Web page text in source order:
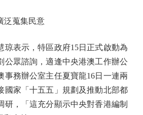
蒐集民意
表示，特區政府15日正式啟動為
公眾諮詢，適逢中央港澳工作辦公
事務辦公室主任夏寶龍16日一連兩
國家「十五五」規劃及推動北部都
研，「這充分顯示中央對香港編制